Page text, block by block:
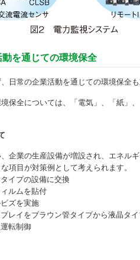
を通じての環境保全
日常の企業活動を通じての環境保全も
保全については、「電気」、「紙」
企業の生産設備が増設され、エネル
項目が対策例として考えられます。
イプの設備に交換
ルムを貼付
ズを実施
レイをブラウン管タイプから液晶タイ
転制御